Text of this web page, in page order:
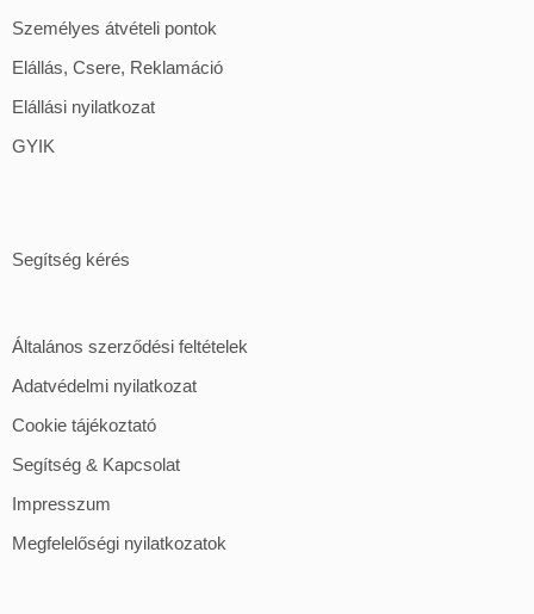
Személyes átvételi pontok
Elállás, Csere, Reklamáció
Elállási nyilatkozat
GYIK
Segítség kérés
Általános szerződési feltételek
Adatvédelmi nyilatkozat
Cookie tájékoztató
Segítség & Kapcsolat
Impresszum
Megfelelőségi nyilatkozatok